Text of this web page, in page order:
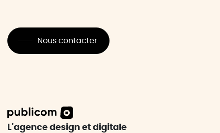
Nous contacter
L'agence design et digitale